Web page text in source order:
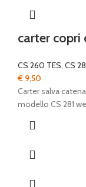
carter copri
CS 260 TES, CS
€ 9,50
Carter salva
modello CS 281